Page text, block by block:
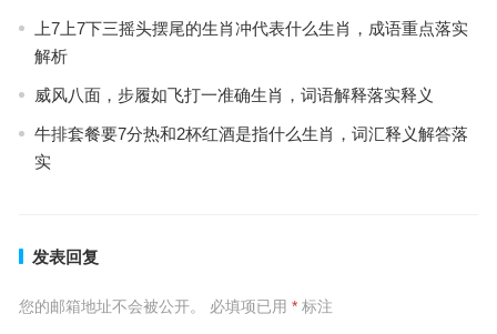
上7上7下三摇头摆尾的生肖冲代表什么生肖，成语重点落实
解析
威风八面，步履如飞打一准确生肖，词语解释落实释义
牛排套餐要7分热和2杯红酒是指什么生肖，词汇释义解答落
实
发表回复
您的邮箱地址不会被公开。 必填项已用 *标注